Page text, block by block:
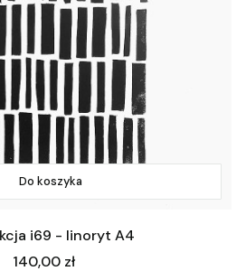
Do koszyka
i69 - linoryt A4
Cena
140,00 zł